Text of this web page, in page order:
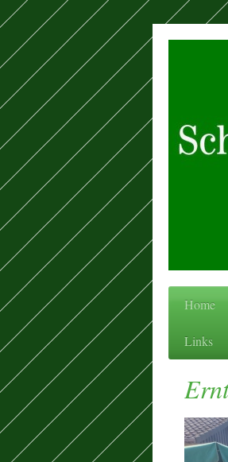
Home
Links